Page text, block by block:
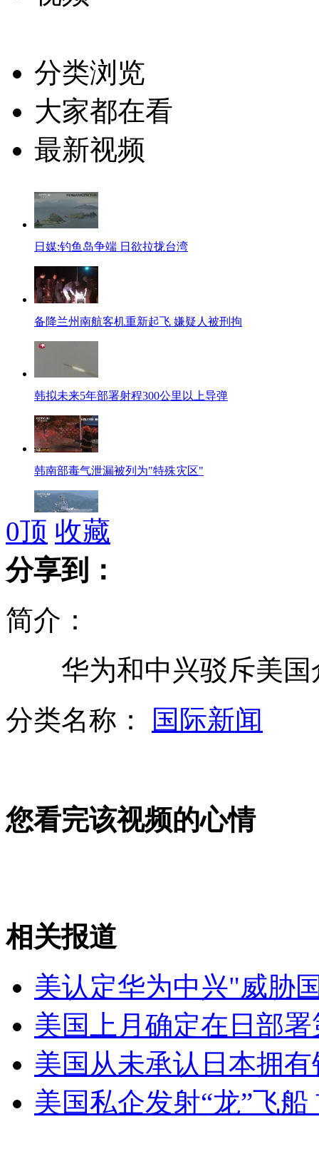
分类浏览
大家都在看
最新视频
日媒:钓鱼岛争端 日欲拉拢台湾
备降兰州南航客机重新起飞 嫌疑人被刑拘
韩拟未来5年部署射程300公里以上导弹
韩南部毒气泄漏被列为"特殊灾区"
美菲举行两栖登陆联合演练
网传黄金被掺假 工行回应"太可笑"
河北保定爆炸案死亡人数升至8人
山西运城恶犬咬伤多人 警民合力深夜将其击毙
女孩北京地铁殴打老人 痛下狠手拳打脚踢
无痛分娩是否安全 医生回应
外交部：反对强权政治霸凌主义
0顶 收藏
分享到：
简介：
华为和中兴驳斥美国
分类名称：
国际新闻
您看完该视频的心情
相关报道
美认定华为中兴"威胁
美国上月确定在日部
美国从未承认日本拥
美国私企发射“龙”飞